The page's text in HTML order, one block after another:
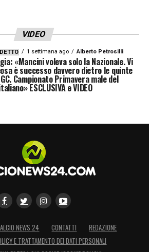
VIDEO
1 settimana ago Alberto Petrosilli
«Mancini voleva solo la Nazionale. Vi
è successo davvero dietro le quinte
Campionato Primavera male del
ESCLUSIVA e VIDEO
NEWS 24 CONTATTI
REDAZIONE
E TRATTAMENTO DEI DATI PERSONALI